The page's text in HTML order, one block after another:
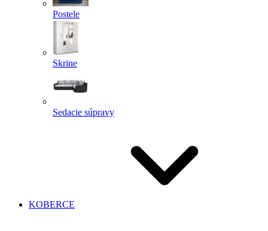
Postele
Skrine
Sedacie súpravy
KOBERCE